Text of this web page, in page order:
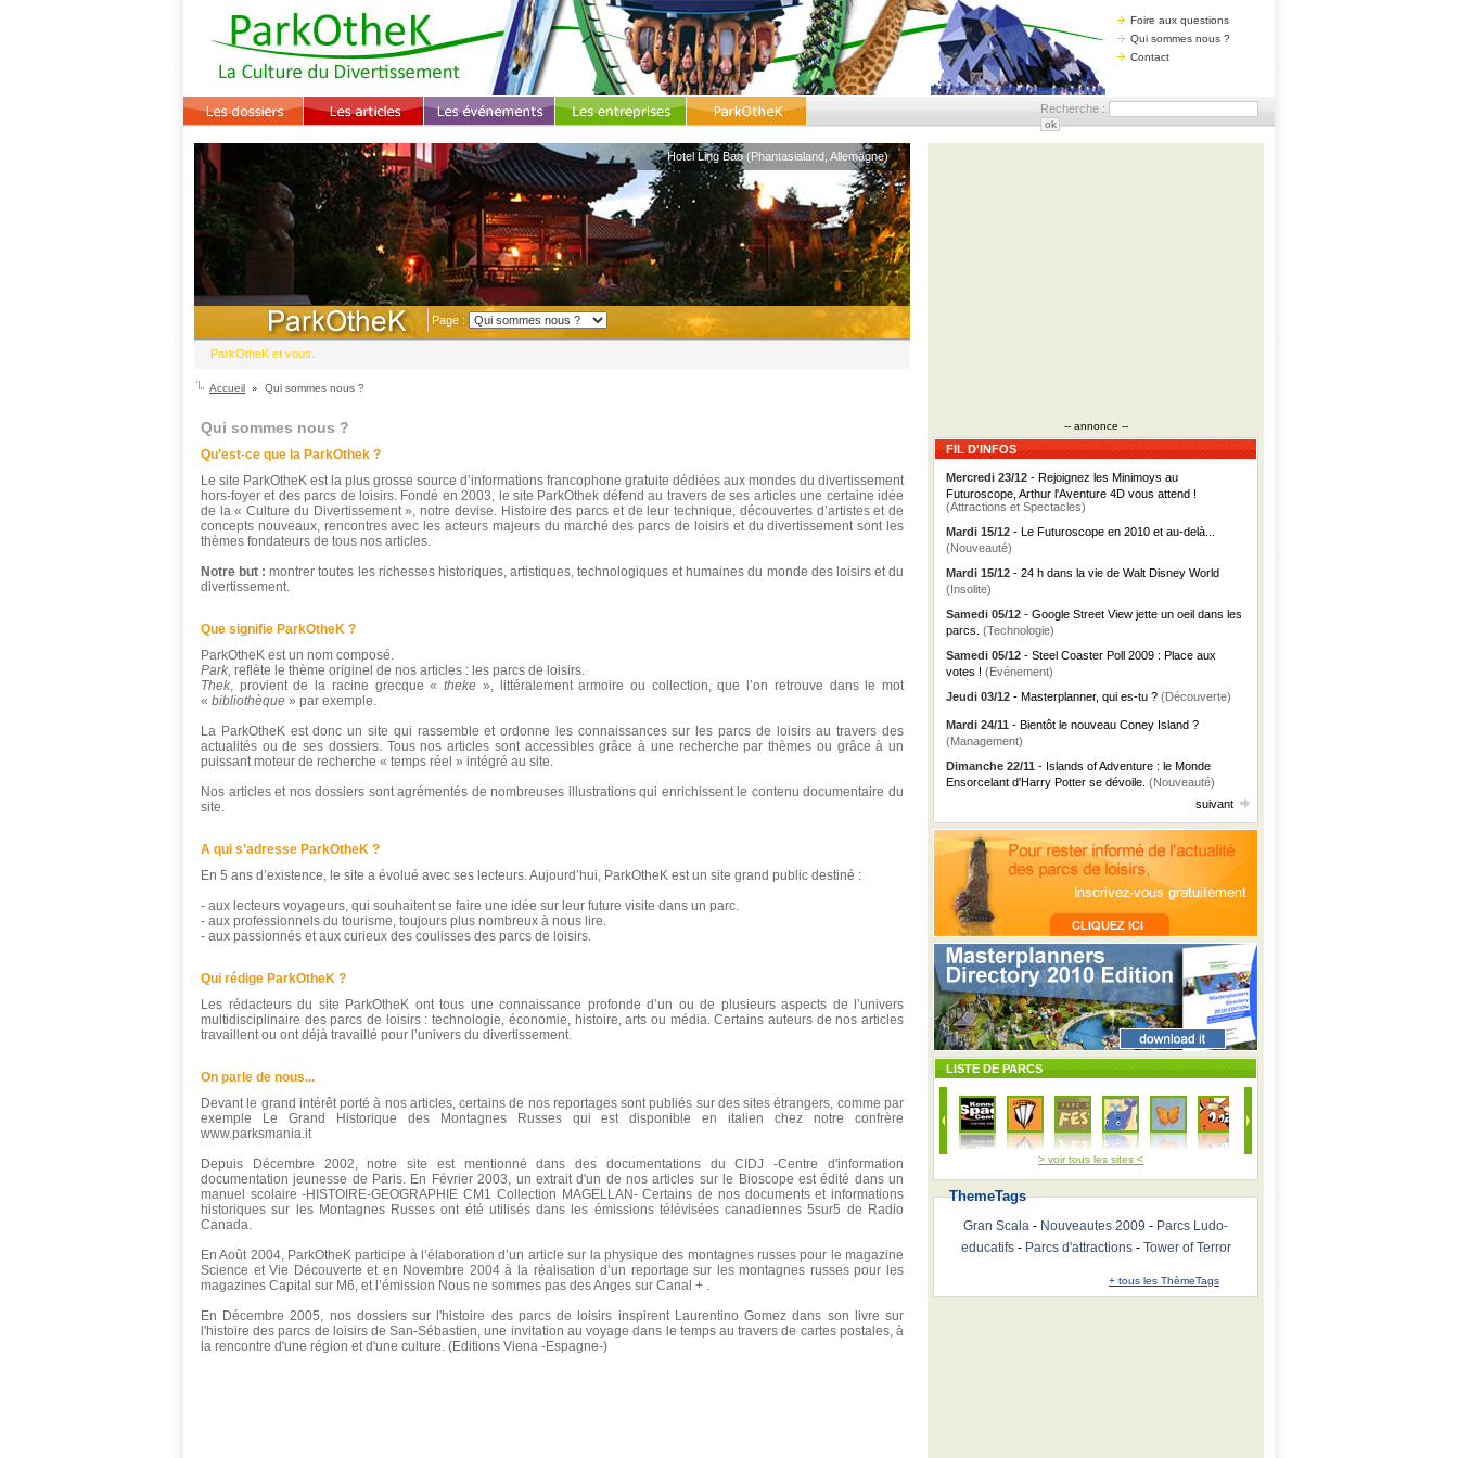
Foire aux questions
Qui sommes nous ?
Contact
Recherche :
Hotel Ling Bao (Phantasialand, Allemagne)
Page :
ParkOtheK et vous.
Accueil Qui sommes nous ?
Qui sommes nous ?
Qu’est-ce que la ParkOthek ?
Le site ParkOtheK est la plus grosse source d’informations francophone gratuite dédiées aux mondes du divertissement
hors-foyer et des parcs de loisirs. Fondé en 2003, le site ParkOthek défend au travers de ses articles une certaine idée
de la « Culture du Divertissement », notre devise. Histoire des parcs et de leur technique, découvertes d’artistes et de
concepts nouveaux, rencontres avec les acteurs majeurs du marché des parcs de loisirs et du divertissement sont les
thèmes fondateurs de tous nos articles.
Notre but : montrer toutes les richesses historiques, artistiques, technologiques et humaines du monde des loisirs et du
divertissement.
Que signifie ParkOtheK ?
ParkOtheK est un nom composé.
Park, reflète le thème originel de nos articles : les parcs de loisirs.
Thek, provient de la racine grecque «theke », littéralement armoire ou collection, que l’on retrouve dans le mot
« bibliothèque » par exemple.
La ParkOtheK est donc un site qui rassemble et ordonne les connaissances sur les parcs de loisirs au travers des
actualités ou de ses dossiers. Tous nos articles sont accessibles grâce à une recherche par thèmes ou grâce à un
puissant moteur de recherche « temps réel » intégré au site.
Nos articles et nos dossiers sont agrémentés de nombreuses illustrations qui enrichissent le contenu documentaire du
site.
A qui s’adresse ParkOtheK ?
En 5 ans d’existence, le site a évolué avec ses lecteurs. Aujourd’hui, ParkOtheK est un site grand public destiné :
- aux lecteurs voyageurs, qui souhaitent se faire une idée sur leur future visite dans un parc.
- aux professionnels du tourisme, toujours plus nombreux à nous lire.
- aux passionnés et aux curieux des coulisses des parcs de loisirs.
Qui rédige ParkOtheK ?
Les rédacteurs du site ParkOtheK ont tous une connaissance profonde d’un ou de plusieurs aspects de l’univers
multidisciplinaire des parcs de loisirs : technologie, économie, histoire, arts ou média. Certains auteurs de nos articles
travaillent ou ont déjà travaillé pour l’univers du divertissement.
On parle de nous...
Devant le grand intérêt porté à nos articles, certains de nos reportages sont publiés sur des sites étrangers, comme par
exemple Le Grand Historique des Montagnes Russes qui est disponible en italien chez notre confrère
www.parksmania.it
Depuis Décembre 2002, notre site est mentionné dans des documentations du CIDJ -Centre d'information
documentation jeunesse de Paris. En Février 2003, un extrait d'un de nos articles sur le Bioscope est édité dans un
manuel scolaire -HISTOIRE-GEOGRAPHIE CM1 Collection MAGELLAN- Certains de nos documents et informations
historiques sur les Montagnes Russes ont été utilisés dans les émissions télévisées canadiennes 5sur5 de Radio
Canada.
En Août 2004, ParkOtheK participe à l’élaboration d’un article sur la physique des montagnes russes pour le magazine
Science et Vie Découverte et en Novembre 2004 à la réalisation d’un reportage sur les montagnes russes pour les
magazines Capital sur M6, et l’émission Nous ne sommes pas des Anges sur Canal + .
En Décembre 2005, nos dossiers sur l'histoire des parcs de loisirs inspirent Laurentino Gomez dans son livre sur
l'histoire des parcs de loisirs de San-Sébastien, une invitation au voyage dans le temps au travers de cartes postales, à
la rencontre d'une région et d'une culture. (Editions Viena -Espagne-)
-- annonce --
FIL D'INFOS
Mercredi 23/12 - Rejoignez les Minimoys au
Futuroscope, Arthur l'Aventure 4D vous attend !
(Attractions et Spectacles)
Mardi 15/12 - Le Futuroscope en 2010 et au-delà...
(Nouveauté)
Mardi 15/12 - 24 h dans la vie de Walt Disney World
(Insolite)
Samedi 05/12 - Google Street View jette un oeil dans les
parcs. (Technologie)
Samedi 05/12 - Steel Coaster Poll 2009 : Place aux
votes ! (Evénement)
Jeudi 03/12 - Masterplanner, qui es-tu ? (Découverte)
Mardi 24/11 - Bientôt le nouveau Coney Island ?
(Management)
Dimanche 22/11 - Islands of Adventure : le Monde
Ensorcelant d'Harry Potter se dévoile. (Nouveauté)
suivant
LISTE DE PARCS
> voir tous les sites <
ThemeTags
Gran Scala - Nouveautes 2009 - Parcs Ludo-
educatifs- Parcs d'attractions- Tower of Terror
+ tous les ThèmeTags